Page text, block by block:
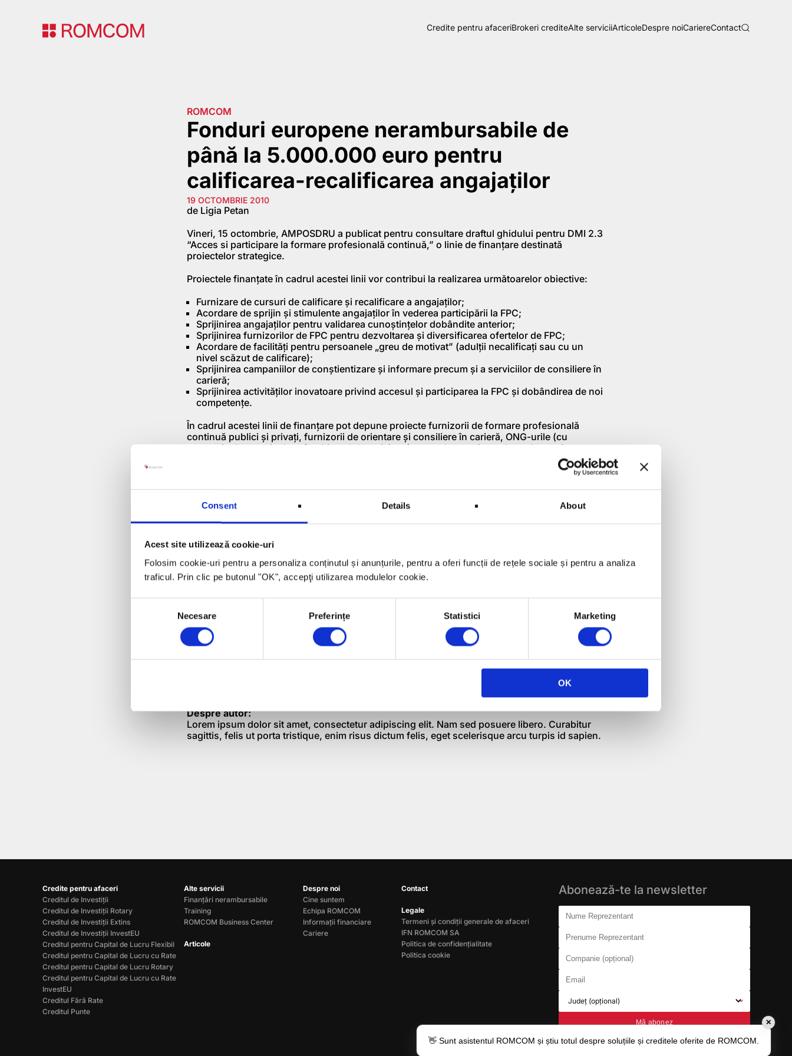
Consent Details About
Acest site utilizează cookie-uri
Folosim cookie-uri pentru a personaliza conținutul și anunțurile, pentru a oferi funcții de rețele sociale și pentru a analiza
traficul. Prin clic pe butonul "OK", accepţi utilizarea modulelor cookie.
Necesare Preferințe Statistici Marketing
OK
Credite pentru afaceriBrokeri crediteAlte serviciiArticoleDespre noiCariereContact
ROMCOM
Fonduri europene nerambursabile de
până la 5.000.000 euro pentru
calificarea-recalificarea angajaţilor
19 OCTOMBRIE 2010
de Ligia Petan
Vineri, 15 octombrie, AMPOSDRU a publicat pentru consultare draftul ghidului pentru DMI 2.3
“Acces si participare la formare profesională continuă,” o linie de finanţare destinată
proiectelor strategice.
Proiectele finanţate în cadrul acestei linii vor contribui la realizarea următoarelor obiective:
Furnizare de cursuri de calificare şi recalificare a angajaţilor;
Acordare de sprijin şi stimulente angajaţilor în vederea participării la FPC;
Sprijinirea angajaţilor pentru validarea cunoştinţelor dobândite anterior;
Sprijinirea furnizorilor de FPC pentru dezvoltarea şi diversificarea ofertelor de FPC;
Acordare de facilităţi pentru persoanele „greu de motivat” (adulţii necalificaţi sau cu un
nivel scăzut de calificare);
Sprijinirea campaniilor de conştientizare şi informare precum şi a serviciilor de consiliere în
carieră;
Sprijinirea activităţilor inovatoare privind accesul şi participarea la FPC şi dobândirea de noi
competenţe.
În cadrul acestei linii de finanţare pot depune proiecte furnizorii de formare profesională
continuă publici şi privaţi, furnizorii de orientare şi consiliere în carieră, ONG-urile (cu
activităţi relevante incluse în obiectul de activitate), centrele autorizate de evaluare şi
certificare a competenţelor, organizaţii sindicale, organizaţii patronale şi autorităţi publice
Parteneriatele la nivel local, regional şi european care contribuie la facilitarea accesului
angajaţilor la programe de formare profesională continuă vor fi punctate suplimentar.
Rata maximă de finanţare nerambursabilă variază între 95% şi 98% în funcţie de tipul
organizaţiei solicitante, iar sumele solicitate pot fi intre minim 2.137.496,00 lei (echivalentul a
500.000 euro) şi 21.375.000,00 lei (echivalentul a 5.000.000 euro). Durata de implementare
este între minim 6 luni şi 3 ani.
Se estimează că sesiunea se va lansa la sfârşitul lunii octombrie. Această cerere de proiecte
este cu termen limită de depunere, ceea ce înseamnă că evaluarea proiectelor se va
Dacă vreţi să beneficiaţi de aceste oportunităţi de finanţare nerambursabilă, vă invităm să
luaţi acum legătura cu un consultant ROMCOM, telefonic la 0259 479 793, prin email la
Despre autor:
Lorem ipsum dolor sit amet, consectetur adipiscing elit. Nam sed posuere libero. Curabitur
sagittis, felis ut porta tristique, enim risus dictum felis, eget scelerisque arcu turpis id sapien.
Credite pentru afaceri
Creditul de Investiții
Creditul de Investiții Rotary
Creditul de Investiții Extins
Creditul de Investiții InvestEU
Creditul pentru Capital de Lucru Flexibil
Creditul pentru Capital de Lucru cu Rate
Creditul pentru Capital de Lucru Rotary
Creditul pentru Capital de Lucru cu Rate
InvestEU
Creditul Fără Rate
Creditul Punte
Alte servicii
Finanțări nerambursabile
Training
ROMCOM Business Center
Articole
Despre noi
Cine suntem
Echipa ROMCOM
Informații financiare
Cariere
Contact
Legale
Termeni și condiții generale de afaceri
IFN ROMCOM SA
Politica de confidențialitate
Politica cookie
Abonează-te la newsletter
Don't fill this out:
Nume Reprezentant
Prenume Reprezentant
Companie (opțional)
Email
Județ (opțional)
Mă abonez ✕
👋 Sunt asistentul ROMCOM și știu totul despre soluțiile și creditele oferite de ROMCOM.